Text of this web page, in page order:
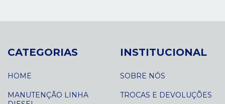
CATEGORIAS
HOME
MANUTENÇÃO LINHA
INSTITUCIONAL
SOBRE NÓS
TROCAS E DEVOLUÇÕES